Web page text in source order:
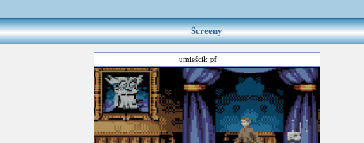
Screeny
umieścił: pf